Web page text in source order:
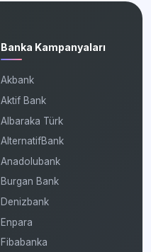
Banka Kampanyaları
Akbank
Aktif Bank
Albaraka Türk
AlternatifBank
Anadolubank
Burgan Bank
Denizbank
Enpara
Fibabanka